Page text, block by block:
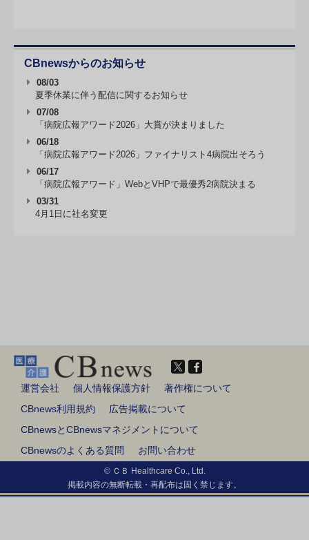
CBnewsからのお知らせ
08/03
夏季休業に伴う配信に関するお知らせ
07/08
「病院広報アワード2026」大賞が決まりました
06/18
「病院広報アワード2026」ファイナリスト4病院出そろう
06/17
「病院広報アワード」WebとVHPで最優秀2病院決まる
03/31
4月1日に社名変更
運営会社 個人情報保護方針
著作権について
CBnews利用規約
広告掲載について
CBnewsとCBnewsマネジメントについて
CBnewsのよくある質問
お問い合わせ
© ＣＢ Healthcare Co., Ltd.
掲載内容の無断転載・再配布は固く禁じます。